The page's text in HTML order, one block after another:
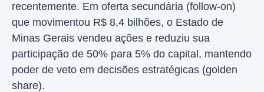
recentemente. Em oferta secundária (follow-on)
que movimentou R$ 8,4 bilhões, o Estado de
Minas Gerais vendeu ações e reduziu sua
participação de 50% para 5% do capital, mantendo
poder de veto em decisões estratégicas (golden
share).